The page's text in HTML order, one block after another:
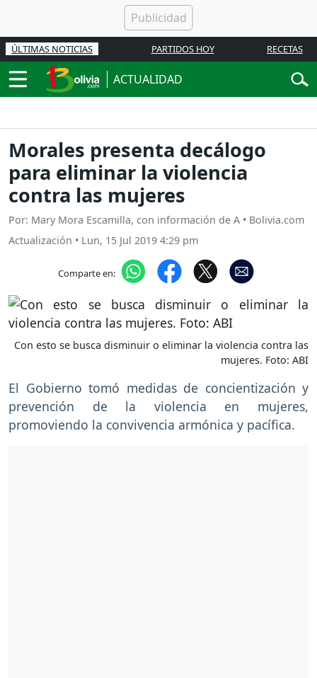
ÚLTIMAS NOTICIAS PARTIDOS HOY RECETAS
ACTUALIDAD
Morales presenta decálogo
para eliminar la violencia
contra las mujeres
Por: Mary Mora Escamilla, con información de A • Bolivia.com
Actualización • Lun, 15 Jul 2019 4:29 pm
Comparte en:
Con esto se busca disminuir o eliminar la violencia contra las
mujeres. Foto: ABI
El Gobierno tomó medidas de concientización y
prevención de la violencia en mujeres,
promoviendo la convivencia armónica y pacífica.